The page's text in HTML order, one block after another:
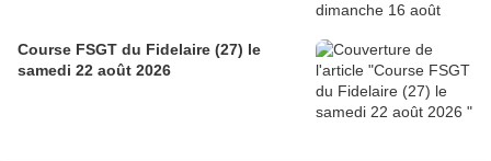
Course FSGT du Fidelaire (27) le
samedi 22 août 2026